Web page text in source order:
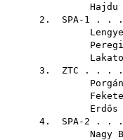
2. SPA-1 .
3. ZTC . . . .
Erdős
4. SPA-2 .
Nagy